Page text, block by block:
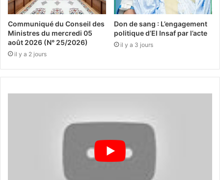
Communiqué du Conseil des
Ministres du mercredi 05
août 2026 (N° 25/2026)
il y a 2 jours
Don de sang : L’engagement
politique d’El Insaf par l’acte
il y a 3 jours